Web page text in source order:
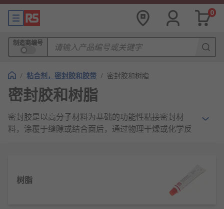
0
制造商编号
/ 粘合剂，密封胶和胶带 / 密封胶和树脂
密封胶和树脂
密封胶是以高分子材料为基础的功能性粘接密封材
料，涂覆于缝隙或结合面后，通过物理干燥或化学反
密封胶的工作原理
树脂